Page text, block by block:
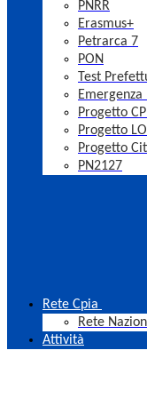
PNRR
Erasmus+
Petrarca 7
PON
Test
Emergenza
Progetto
Progetto
Progetto
PN2127
Rete Cpia
Rete
Attività